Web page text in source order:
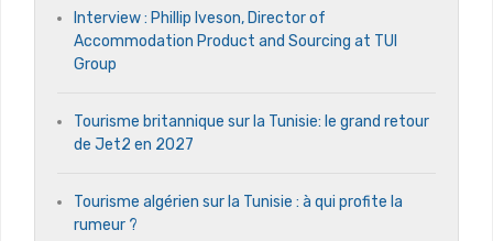
Interview : Phillip Iveson, Director of
Accommodation Product and Sourcing at TUI
Group
Tourisme britannique sur la Tunisie: le grand retour
de Jet2 en 2027
Tourisme algérien sur la Tunisie : à qui profite la
rumeur ?